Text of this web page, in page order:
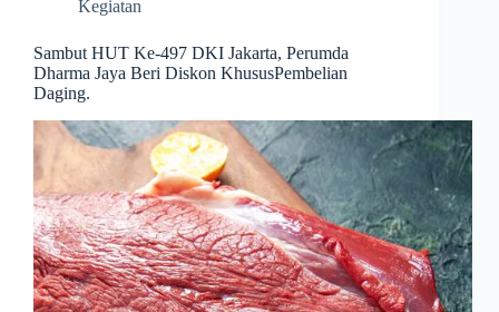
Kegiatan
Sambut HUT Ke-497 DKI Jakarta, Perumda
Dharma Jaya Beri Diskon KhususPembelian
Daging.